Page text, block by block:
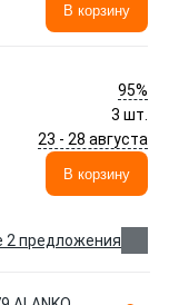
В корзину
95%
3 шт.
23 - 28 августа
В корзину
2 предложения